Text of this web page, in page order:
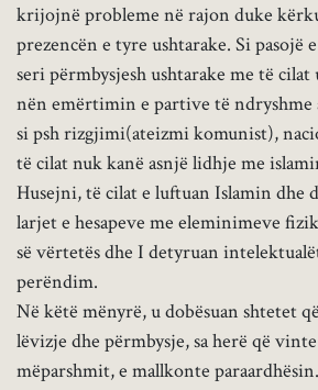
krijojnë probleme në rajon duke
prezencën e tyre ushtarake. Si pasojë
seri përmbysjesh ushtarake me të
nën emërtimin e partive të ndryshme
si psh rizgjimi(ateizmi komunist),
të cilat nuk kanë asnjë lidhje me
Husejni, të cilat e luftuan Islamin dhe
larjet e hesapeve me eleminimeve
së vërtetës dhe I detyruan
perëndim.
Në këtë mënyrë, u dobësuan shtetet
lëvizje dhe përmbysje, sa herë që
mëparshmit, e mallkonte